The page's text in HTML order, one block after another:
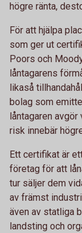
högre ränta,
För att hjälpa
som ger ut
Poors och
låntagarens
likaså
bolag som
låntagaren
risk innebär
Ett certifikat är
företag för att
tur säljer dem
av främst
även av statliga
landsting och